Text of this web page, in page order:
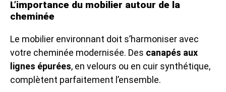
L’importance du mobilier autour de la
cheminée
Le mobilier environnant doit s’harmoniser avec
votre cheminée modernisée. Des canapés aux
lignes épurées, en velours ou en cuir synthétique,
complètent parfaitement l’ensemble.